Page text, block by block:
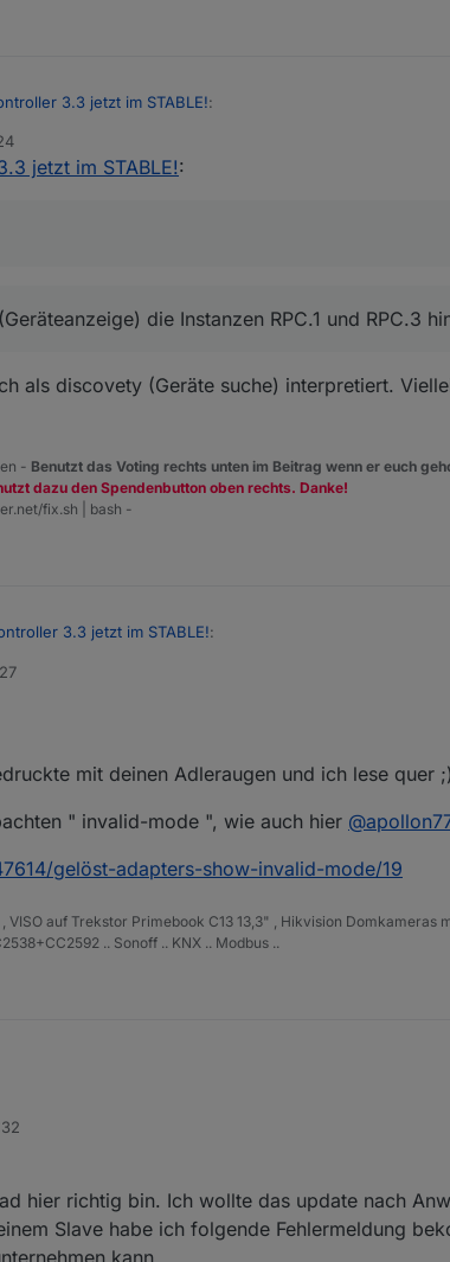
3.3 jetzt im STABLE!:
Adapter entstanden.
was meinst du .
jetzt im STABLE!:
die Instanzen RPC.1 und RPC.3
als discovety (Geräte suche) interpretiert.
- Benutzt das Voting rechts unten im Beitrag wenn er euch
dazu den Spendenbutton oben rechts. Danke!
fix.sh | bash -
3.3 jetzt im STABLE!:
Suche (Geräteanzeige) die Instanzen RPC.1 und RPC.3
discovety (Geräte suche) interpretiert. Vielleicht weil ich mich an diesen anderen
mit deinen Adleraugen und ich lese quer ;)
" invalid-mode ", wie auch hier @
gelöst-adapters-show-invalid-mode/19
VISO auf Trekstor Primebook C13 13,3" , Hikvision Domkameras
.. Sonoff .. KNX .. Modbus ..
hier richtig bin. Ich wollte das update nach
Slave habe ich folgende Fehlermeldung
kann.